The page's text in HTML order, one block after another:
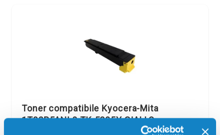
Toner compatibile Kyocera-Mita
1T02R5ANL0 TK-5205Y GIALLO